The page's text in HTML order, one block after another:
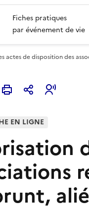
Fiches pratiques
par événement de vie
actes de disposition des
favoris
EN LIGNE